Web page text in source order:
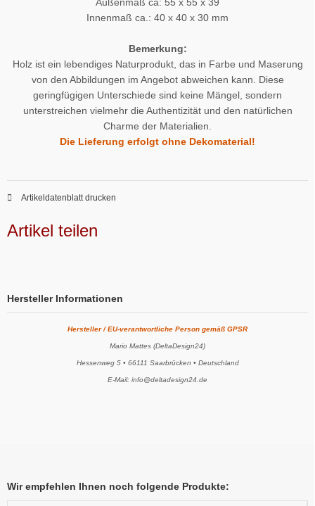
Innenmaß ca.: 40 x 40 x 30 mm
Bemerkung:
Holz ist ein lebendiges Naturprodukt, das in Farbe und Maserung
von den Abbildungen im Angebot abweichen kann. Diese
geringfügigen Unterschiede sind keine Mängel, sondern
unterstreichen vielmehr die Authentizität und den natürlichen
Charme der Materialien.
Die Lieferung erfolgt ohne Dekomaterial!
Artikeldatenblatt drucken
Artikel teilen
Hersteller Informationen
Hersteller / EU-verantwortliche Person gemäß GPSR
Mario Mattes (DeltaDesign24)
Hessenweg 5 • 66111 Saarbrücken • Deutschland
E-Mail: info@deltadesign24.de
Wir empfehlen Ihnen noch folgende Produkte: